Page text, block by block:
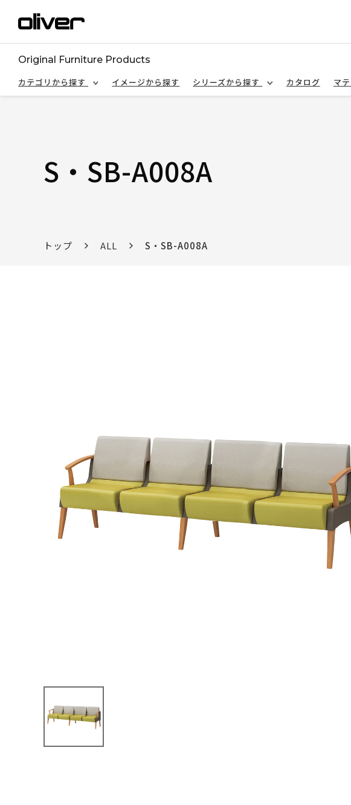
Original Furniture Products
カテゴリから探す
イメージから探す シリーズから探す カタログ マ
S・SB-A008A
トップ ALL S・SB-A008A